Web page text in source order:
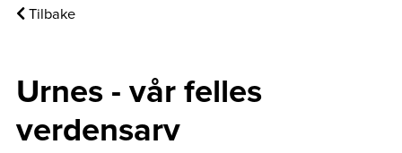
Tilbake
Urnes - vår felles
verdensarv